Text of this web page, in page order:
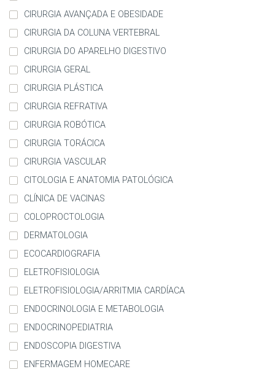
CIRURGIA AVANÇADA E OBESIDADE
CIRURGIA DA COLUNA VERTEBRAL
CIRURGIA DO APARELHO DIGESTIVO
CIRURGIA GERAL
CIRURGIA PLÁSTICA
CIRURGIA REFRATIVA
CIRURGIA ROBÓTICA
CIRURGIA TORÁCICA
CIRURGIA VASCULAR
CITOLOGIA E ANATOMIA PATOLÓGICA
CLÍNICA DE VACINAS
COLOPROCTOLOGIA
DERMATOLOGIA
ECOCARDIOGRAFIA
ELETROFISIOLOGIA
ELETROFISIOLOGIA/ARRITMIA CARDÍACA
ENDOCRINOLOGIA E METABOLOGIA
ENDOCRINOPEDIATRIA
ENDOSCOPIA DIGESTIVA
ENFERMAGEM HOMECARE